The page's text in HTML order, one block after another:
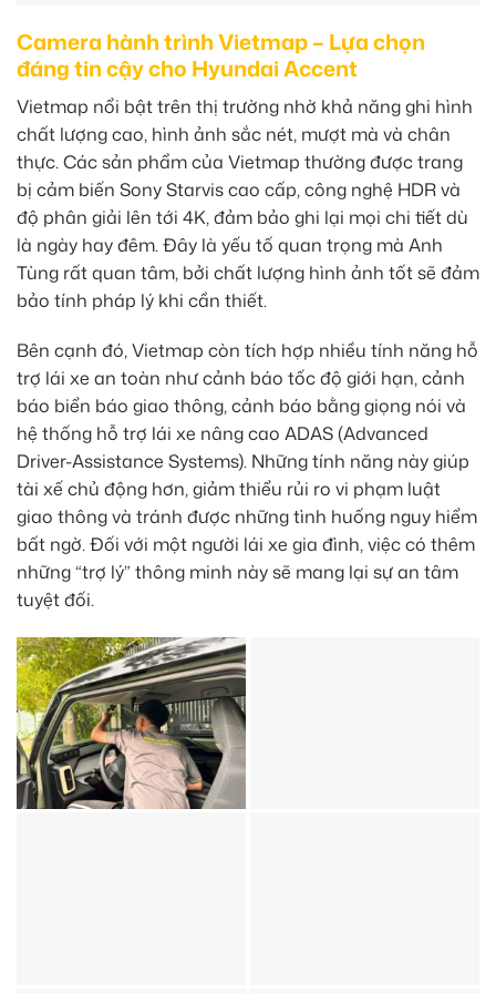
Camera hành trình Vietmap – Lựa chọn
đáng tin cậy cho Hyundai Accent
Vietmap nổi bật trên thị trường nhờ khả năng ghi hình
chất lượng cao, hình ảnh sắc nét, mượt mà và chân
thực. Các sản phẩm của Vietmap thường được trang
bị cảm biến Sony Starvis cao cấp, công nghệ HDR và
độ phân giải lên tới 4K, đảm bảo ghi lại mọi chi tiết dù
là ngày hay đêm. Đây là yếu tố quan trọng mà Anh
Tùng rất quan tâm, bởi chất lượng hình ảnh tốt sẽ đảm
bảo tính pháp lý khi cần thiết.
Bên cạnh đó, Vietmap còn tích hợp nhiều tính năng hỗ
trợ lái xe an toàn như cảnh báo tốc độ giới hạn, cảnh
báo biển báo giao thông, cảnh báo bằng giọng nói và
hệ thống hỗ trợ lái xe nâng cao ADAS (Advanced
Driver-Assistance Systems). Những tính năng này giúp
tài xế chủ động hơn, giảm thiểu rủi ro vi phạm luật
giao thông và tránh được những tình huống nguy hiểm
bất ngờ. Đối với một người lái xe gia đình, việc có thêm
những “trợ lý” thông minh này sẽ mang lại sự an tâm
tuyệt đối.